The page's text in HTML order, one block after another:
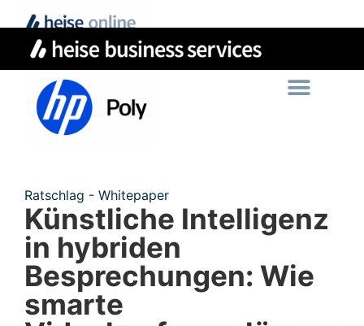
Ratschlag - Whitepaper
Künstliche Intelligenz
in hybriden
Besprechungen: Wie
smarte